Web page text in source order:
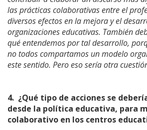
las prácticas colaborativas entre el
diversos efectos en la mejora y el
organizaciones educativas. También
qué entendemos por tal desarrollo,
no todos compartamos un modelo
este sentido. Pero eso sería otra
4. ¿Qué tipo de acciones se
desde la política educativa, para
colaborativo en los centros